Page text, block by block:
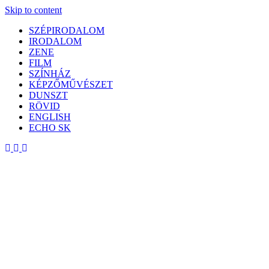
Skip to content
SZÉPIRODALOM
IRODALOM
ZENE
FILM
SZÍNHÁZ
KÉPZŐMŰVÉSZET
DUNSZT
RÖVID
ENGLISH
ECHO SK